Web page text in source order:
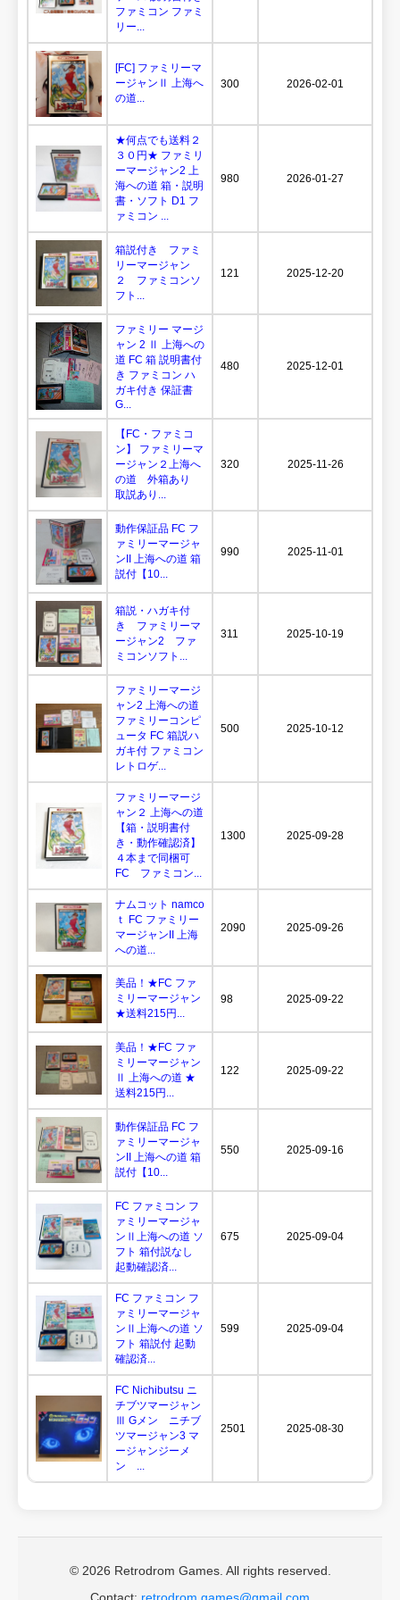
ファミコン ファミ
リー...
[FC] ファミリーマ
ージャンⅡ 上海へ
の道...
300 2026-02-01
★何点でも送料２
３０円★ ファミリ
ーマージャン2 上
海への道 箱・説明
書・ソフト D1 フ
ァミコン ...
980 2026-01-27
箱説付き ファミ
リーマージャン
２ ファミコンソ
フト...
121 2025-12-20
ファミリー マージ
ャン 2 Ⅱ 上海への
道 FC 箱 説明書付
き ファミコン ハ
ガキ付き 保証書
G...
480 2025-12-01
【FC・ファミコ
ン】 ファミリーマ
ージャン２上海へ
の道 外箱あり
取説あり...
320 2025-11-26
動作保証品 FC フ
ァミリーマージャ
ンII 上海への道 箱
説付【10...
990 2025-11-01
箱説・ハガキ付
き ファミリーマ
ージャン2 ファ
ミコンソフト...
311 2025-10-19
ファミリーマージ
ャン2 上海への道
ファミリーコンピ
ュータ FC 箱説ハ
ガキ付 ファミコン
レトロゲ...
500 2025-10-12
ファミリーマージ
ャン２ 上海への道
【箱・説明書付
き・動作確認済】
４本まで同梱可
FC ファミコン...
1300 2025-09-28
ナムコット namco
ｔ FC ファミリー
マージャンII 上海
への道...
2090 2025-09-26
美品！★FC ファ
ミリーマージャン
★送料215円...
98 2025-09-22
美品！★FC ファ
ミリーマージャン
Ⅱ 上海への道 ★
送料215円...
122 2025-09-22
動作保証品 FC フ
ァミリーマージャ
ンII 上海への道 箱
説付【10...
550 2025-09-16
FC ファミコン フ
ァミリーマージャ
ンⅡ上海への道 ソ
フト 箱付説なし
起動確認済...
675 2025-09-04
FC ファミコン フ
ァミリーマージャ
ンⅡ上海への道 ソ
フト 箱説付 起動
確認済...
599 2025-09-04
FC Nichibutsu ニ
チブツマージャン
Ⅲ Gメン ニチブ
ツマージャン3 マ
ージャンジーメ
ン ...
2501 2025-08-30
© 2026 Retrodrom Games. All rights reserved.
Contact: retrodrom.games@gmail.com